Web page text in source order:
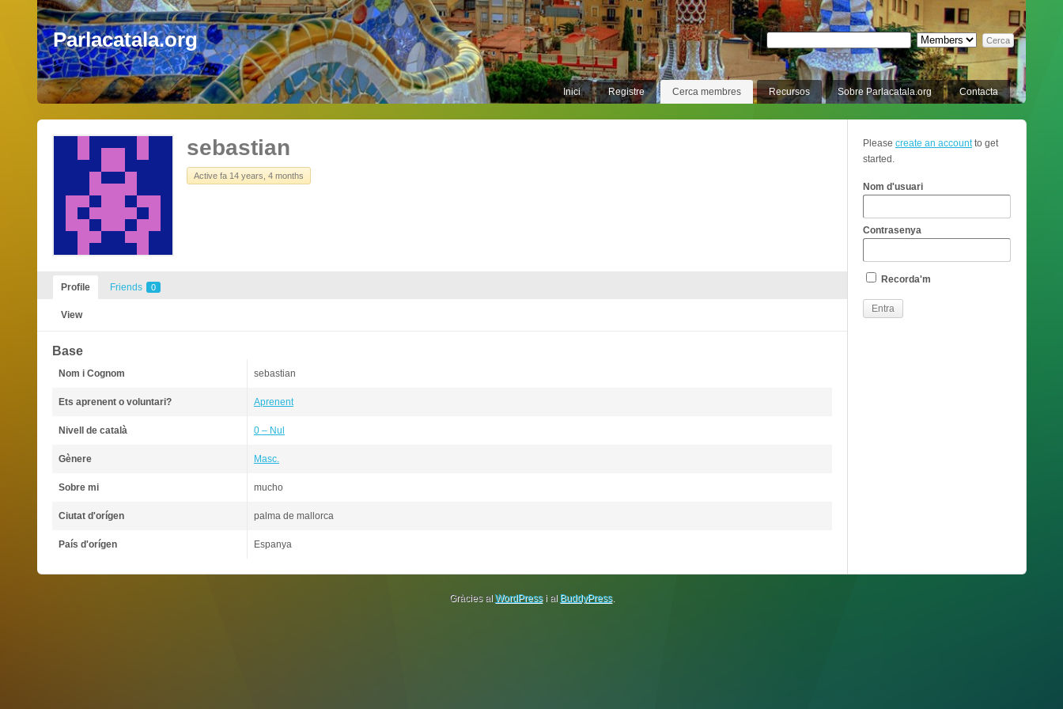
Parlacatala.org
Inici Registre Cerca membres Recursos Sobre Parlacatala.org Contacta
sebastian
Active fa 14 years, 4 months
Profile Friends 0
View
Base
Nom i Cognom sebastian
Ets aprenent o voluntari? Aprenent
Nivell de català 0 – Nul
Gènere Masc.
Sobre mi mucho
Ciutat d'orígen palma de mallorca
País d'orígen Espanya
Please create an accountto get
started.
Nom d'usuari
Contrasenya
Recorda'm
Gràcies al WordPressi al BuddyPress.